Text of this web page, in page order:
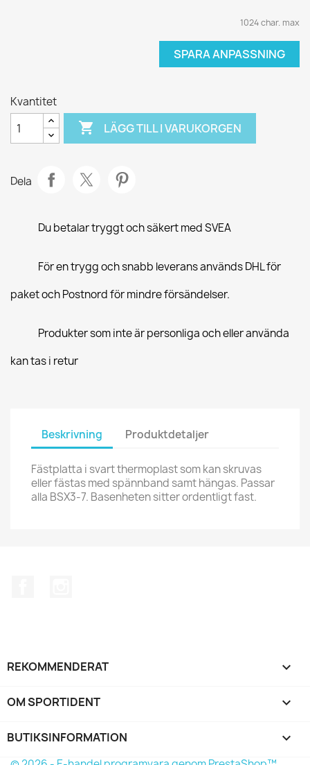
1024 char. max
SPARA ANPASSNING
Kvantitet
 LÄGG TILL I VARUKORGEN
Dela
Du betalar tryggt och säkert med SVEA
För en trygg och snabb leverans används DHL för
paket och Postnord för mindre försändelser.
Produkter som inte är personliga och eller använda
kan tas i retur
Beskrivning Produktdetaljer
Fästplatta i svart thermoplast som kan skruvas
eller fästas med spännband samt hängas. Passar
alla BSX3-7. Basenheten sitter ordentligt fast.
REKOMMENDERAT 
OM SPORTIDENT 
BUTIKSINFORMATION keyboard_arrow_down